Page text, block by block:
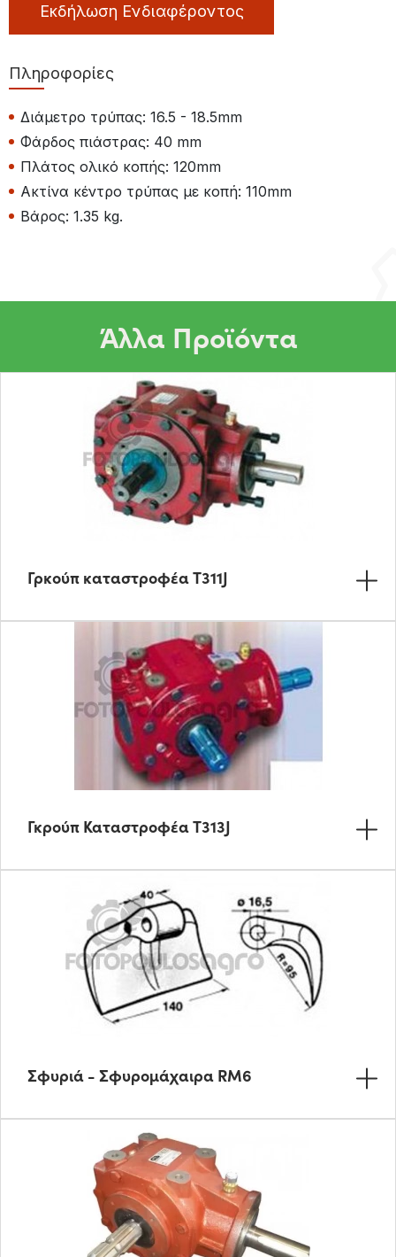
Εκδήλωση Ενδιαφέροντος
Πληροφορίες
Διάμετρο τρύπας: 16.5 - 18.5mm
Φάρδος πιάστρας: 40 mm
Πλάτος ολικό κοπής: 120mm
Ακτίνα κέντρο τρύπας με κοπή: 110mm
Βάρος: 1.35 kg.
Άλλα Προϊόντα
Γρκούπ καταστροφέα T311J
Γκρούπ Καταστροφέα T313J
Σφυριά - Σφυρομάχαιρα RM6